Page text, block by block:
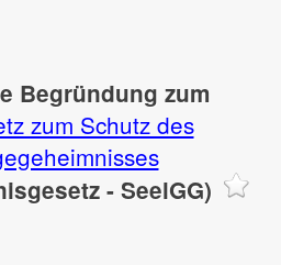
Begründung zum
zum Schutz des
- SeelGG)